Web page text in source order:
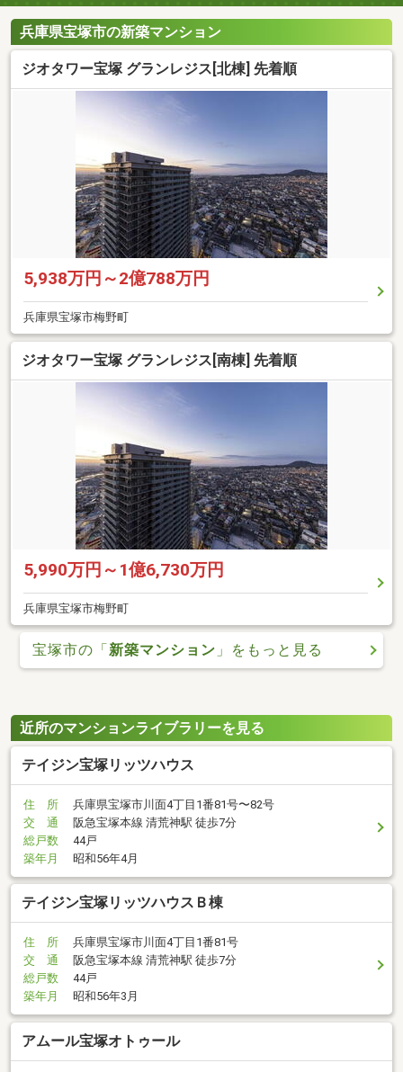
兵庫県宝塚市の新築マンション
ジオタワー宝塚 グランレジス[北棟] 先着順
5,938万円～2億788万円
兵庫県宝塚市梅野町
ジオタワー宝塚 グランレジス[南棟] 先着順
5,990万円～1億6,730万円
兵庫県宝塚市梅野町
宝塚市の「新築マンション 」をもっと見る
近所のマンションライブラリーを見る
テイジン宝塚リッツハウス
住 所
兵庫県宝塚市川面4丁目1番81号〜82号
交 通
阪急宝塚本線 清荒神駅 徒歩7分
総戸数
44戸
築年月
昭和56年4月
テイジン宝塚リッツハウスＢ棟
住 所
兵庫県宝塚市川面4丁目1番81号
交 通
阪急宝塚本線 清荒神駅 徒歩7分
総戸数
44戸
築年月
昭和56年3月
アムール宝塚オトゥール